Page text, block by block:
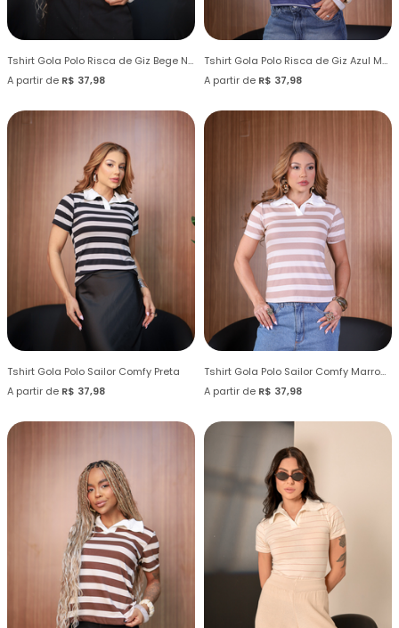
Tshirt Gola Polo Risca de Giz Bege Natural Listras Marrom Cynnamom
A partir de R$ 37,98
Tshirt Gola Polo Risca de Giz Azul Marinho
A partir de R$ 37,98
Tshirt Gola Polo Sailor Comfy Preta
A partir de R$ 37,98
Tshirt Gola Polo Sailor Comfy Marrom Mink
A partir de R$ 37,98